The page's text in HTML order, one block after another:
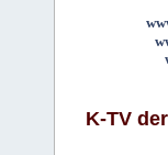
K-TV